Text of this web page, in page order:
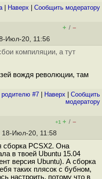
| Наверх Cообщить модератору
+ / –
Июл-20, 11:56
компиляции, а тут
вождя революции, там
родителю #7 Наверх
Cообщить
модератору
+1 + / –
Июл-20, 11:58
сборка PCSX2. Она
в твоей Ubuntu 15.04
версия Ubuntu). А сборка
таких плясок с бубном,
настроить, потому что в